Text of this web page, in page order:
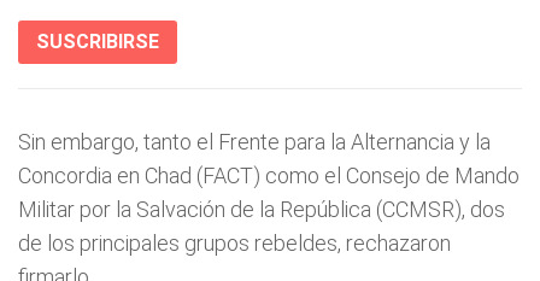
SUSCRIBIRSE
Sin embargo, tanto el Frente para la Alternancia y la
Concordia en Chad (FACT) como el Consejo de Mando
Militar por la Salvación de la República (CCMSR), dos
de los principales grupos rebeldes, rechazaron